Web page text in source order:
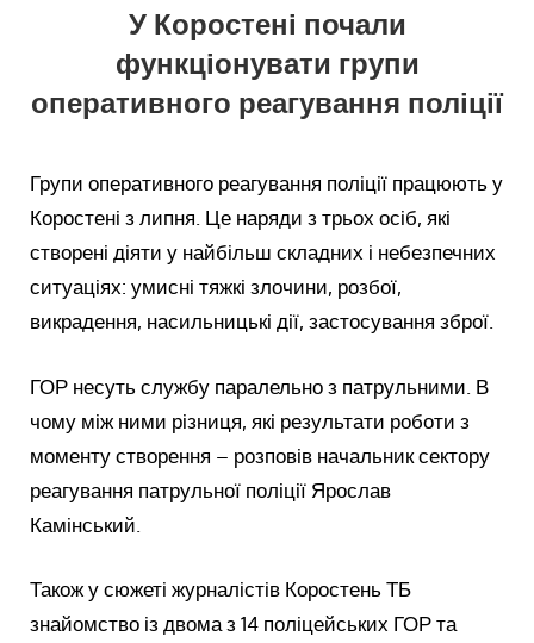
У Коростені почали
функціонувати групи
оперативного реагування поліції
Групи оперативного реагування поліції працюють у
Коростені з липня. Це наряди з трьох осіб, які
створені діяти у найбільш складних і небезпечних
ситуаціях: умисні тяжкі злочини, розбої,
викрадення, насильницькі дії, застосування зброї.
ГОР несуть службу паралельно з патрульними. В
чому між ними різниця, які результати роботи з
моменту створення – розповів начальник сектору
реагування патрульної поліції Ярослав
Камінський.
Також у сюжеті журналістів Коростень ТБ
знайомство із двома з 14 поліцейських ГОР та